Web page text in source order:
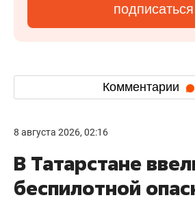
подписаться
Комментарии
8 августа 2026, 02:16
В Татарстане
беспилотной